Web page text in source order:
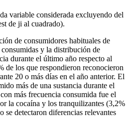
variable considerada excluyendo del
de ji al cuadrado).
de consumidores habituales de
y la distribución de
durante el último año respecto al
de los que respondieron reconocieron
20 o más días en el año anterior. El
más de una sustancia durante el
más frecuencia consumida fue el
la cocaína y los tranquilizantes (3,2%
se detectaron diferencias relevantes